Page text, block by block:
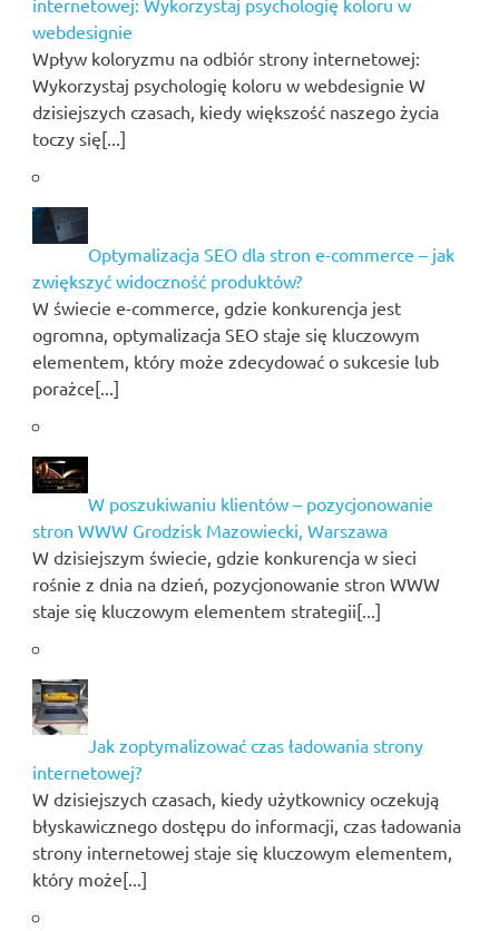
webdesignie
Wpływ koloryzmu na odbiór strony internetowej:
Wykorzystaj psychologię koloru w webdesignie W
dzisiejszych czasach, kiedy większość naszego życia
toczy się[...]
Optymalizacja SEO dla stron e-commerce – jak
zwiększyć widoczność produktów?
W świecie e-commerce, gdzie konkurencja jest
ogromna, optymalizacja SEO staje się kluczowym
elementem, który może zdecydować o sukcesie lub
porażce[...]
W poszukiwaniu klientów – pozycjonowanie
stron WWW Grodzisk Mazowiecki, Warszawa
W dzisiejszym świecie, gdzie konkurencja w sieci
rośnie z dnia na dzień, pozycjonowanie stron WWW
staje się kluczowym elementem strategii[...]
Jak zoptymalizować czas ładowania strony
internetowej?
W dzisiejszych czasach, kiedy użytkownicy oczekują
błyskawicznego dostępu do informacji, czas ładowania
strony internetowej staje się kluczowym elementem,
który może[...]